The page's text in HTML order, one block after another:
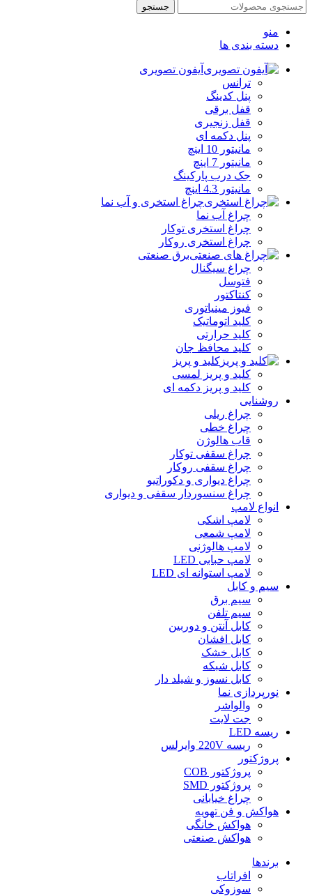
جستجو
منو
دسته بندی ها
آیفون تصویری
ترانس
پنل کدینگ
قفل برقی
قفل زنجیری
پنل دکمه‌ ای
مانیتور 10 اینچ
مانیتور 7 اینچ
جک درب پارکینگ
مانیتور 4.3 اینچ
چراغ استخری و آب نما
چراغ آب نما
چراغ استخری توکار
چراغ استخری روکار
برق صنعتی
چراغ سیگنال
فتوسل
کنتاکتور
فیوز مینیاتوری
کلید اتوماتیک
کلید حرارتی
کلید محافظ جان
کلید و پریز
کلید و پریز لمسی
کلید و پریز دکمه‌ ای
روشنایی
چراغ ریلی
چراغ خطی
قاب هالوژن
چراغ سقفی توکار
چراغ سقفی روکار
چراغ دیواری و دکوراتیو
چراغ سنسوردار سقفی و دیواری
انواع لامپ
لامپ اشکی
لامپ شمعی
لامپ هالوژنی
لامپ حبابی LED
لامپ استوانه ای LED
سیم و کابل
سیم برق
سیم تلفن
کابل آنتن و دوربین
کابل افشان
کابل خشک
کابل شبکه
کابل نسوز و شیلد دار
نورپردازی نما
والواشر
جت لایت
ریسه LED
ریسه 220V وایرلس
پروژکتور
پروژکتور COB
پروژکتور SMD
چراغ خیابانی
هواکش و فن تهویه
هواکش خانگی
هواکش صنعتی
برندها
افراتاب
سوزوکی